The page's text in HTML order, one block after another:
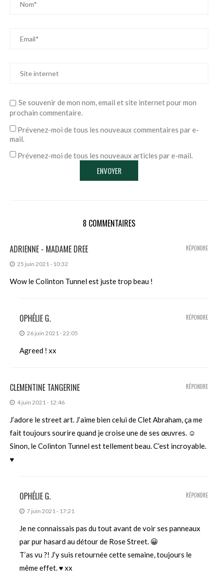
Se souvenir de mon nom, email et site internet pour mon
prochain commentaire.
Prévenez-moi de tous les nouveaux commentaires par e-
mail.
Prévenez-moi de tous les nouveaux articles par e-mail.
8 COMMENTAIRES
ADRIENNE - MADAME DREE
25 juin 2021 - 10:32
Wow le Colinton Tunnel est juste trop beau !
RÉPONDRE
OPHÉLIE G.
26 juin 2021 - 22:05
Agreed ! xx
RÉPONDRE
CLEMENTINE TANGERINE
4 juin 2021 - 12:46
J’adore le street art. J’aime bien celui de Clet Abraham, ça me
fait toujours sourire quand je croise une de ses œuvres. ☺
Sinon, le Colinton Tunnel est tellement beau. C’est incroyable.
♥
RÉPONDRE
OPHÉLIE G.
7 juin 2021 - 17:21
Je ne connaissais pas du tout avant de voir ses panneaux
par pur hasard au détour de Rose Street. 😀
T’as vu ?! J’y suis retournée cette semaine, toujours le
même effet. ♥ xx
RÉPONDRE